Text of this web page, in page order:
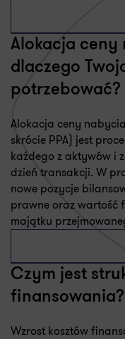
Alokacja ceny
dlaczego
potrzebować?
Alokacja ceny
skrócie PPA) jest
każdego z aktywów i
dzień transakcji. W
nowe pozycje
prawne oraz wartość
majątku
Czym jest
finansowania?
Wzrost kosztów